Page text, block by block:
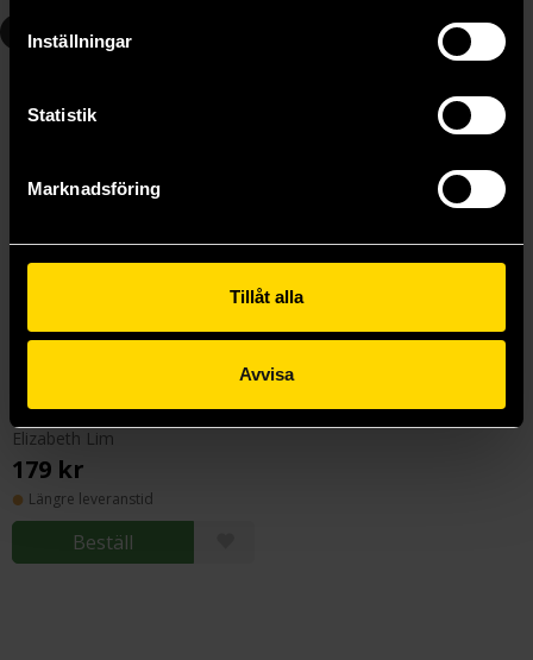
Inställningar
Statistik
Marknadsföring
Tillåt alla
Avvisa
The Dragon's Promise
Elizabeth Lim
179 kr
Längre leveranstid
Beställ